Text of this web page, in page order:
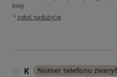
Inny
• w opinii użytkownika Aneta
zgłoś nadużycie
K Numer telefonu